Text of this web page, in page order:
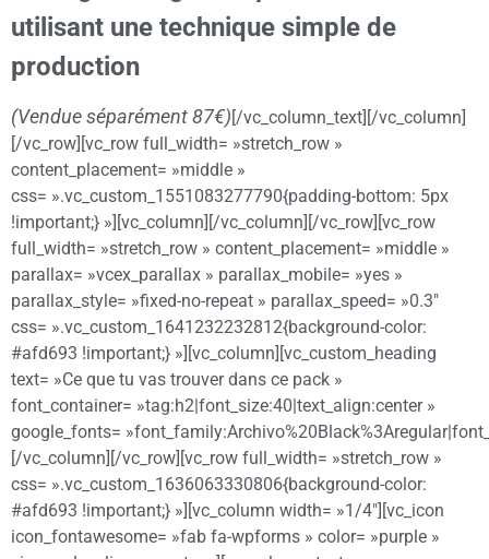
utilisant une technique simple de
production
(Vendue séparément 87€) [/vc_column_text][/vc_column]
[/vc_row][vc_row full_width= »stretch_row »
content_placement= »middle »
css= ».vc_custom_1551083277790{padding-bottom: 5px
!important;} »][vc_column][/vc_column][/vc_row][vc_row
full_width= »stretch_row » content_placement= »middle »
parallax= »vcex_parallax » parallax_mobile= »yes »
parallax_style= »fixed-no-repeat » parallax_speed= »0.3″
css= ».vc_custom_1641232232812{background-color:
#afd693 !important;} »][vc_column][vc_custom_heading
text= »Ce que tu vas trouver dans ce pack »
font_container= »tag:h2|font_size:40|text_align:center »
google_fonts=
[/vc_column][/vc_row][vc_row full_width= »stretch_row »
css= ».vc_custom_1636063330806{background-color:
#afd693 !important;} »][vc_column width= »1/4″][vc_icon
icon_fontawesome= »fab fa-wpforms » color= »purple »